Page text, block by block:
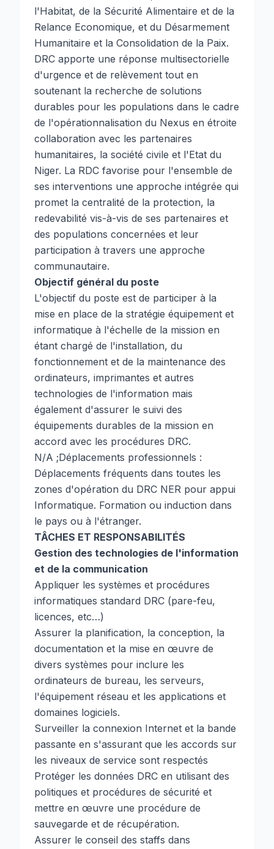
l'Habitat, de la Sécurité Alimentaire et de la
Relance Economique, et du Désarmement
Humanitaire et la Consolidation de la Paix.
DRC apporte une réponse multisectorielle
d'urgence et de relèvement tout en
soutenant la recherche de solutions
durables pour les populations dans le cadre
de l'opérationnalisation du Nexus en étroite
collaboration avec les partenaires
humanitaires, la société civile et l'Etat du
Niger. La RDC favorise pour l'ensemble de
ses interventions une approche intégrée qui
promet la centralité de la protection, la
redevabilité vis-à-vis de ses partenaires et
des populations concernées et leur
participation à travers une approche
communautaire.
Objectif général du poste
L'objectif du poste est de participer à la
mise en place de la stratégie équipement et
informatique à l'échelle de la mission en
étant chargé de l'installation, du
fonctionnement et de la maintenance des
ordinateurs, imprimantes et autres
technologies de l'information mais
également d'assurer le suivi des
équipements durables de la mission en
accord avec les procédures DRC.
N/A ;Déplacements professionnels :
Déplacements fréquents dans toutes les
zones d'opération du DRC NER pour appui
Informatique. Formation ou induction dans
le pays ou à l'étranger.
TÂCHES ET RESPONSABILITÉS
Gestion des technologies de l'information
et de la communication
Appliquer les systèmes et procédures
informatiques standard DRC (pare-feu,
licences, etc…)
Assurer la planification, la conception, la
documentation et la mise en œuvre de
divers systèmes pour inclure les
ordinateurs de bureau, les serveurs,
l'équipement réseau et les applications et
domaines logiciels.
Surveiller la connexion Internet et la bande
passante en s'assurant que les accords sur
les niveaux de service sont respectés
Protéger les données DRC en utilisant des
politiques et procédures de sécurité et
mettre en œuvre une procédure de
sauvegarde et de récupération.
Assurer le conseil des staffs dans